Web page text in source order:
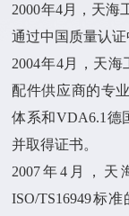
2000年4月，天海
通过中国质量认证
2004年4月，天
配件供应商的专
体系和VDA6.1德
并取得证书。
2007年4月，
ISO/TS16949标